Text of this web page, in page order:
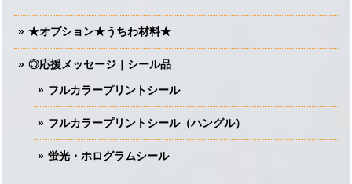
★オプション★うちわ材料★
◎応援メッセージ｜シール品
フルカラープリントシール
フルカラープリントシール（ハングル）
蛍光・ホログラムシール